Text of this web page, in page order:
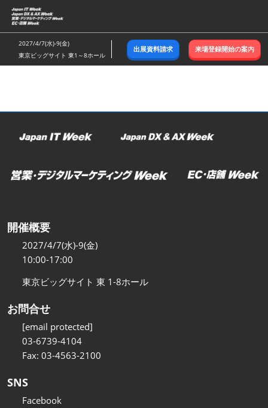
ス
キ
ッ
し
む
2027/4/7(水)-9(金)
東京ビッグサイト 東1～8ホール
出展資料請求 来場登録開始の案内
開催概要
2027/4/7(水)-9(金)
10:00-17:00
東京ビッグサイト 東 1-8ホール
お問合せ
[email protected]
03-6739-4104
Fax: 03-4563-2100
SNS
Facebook